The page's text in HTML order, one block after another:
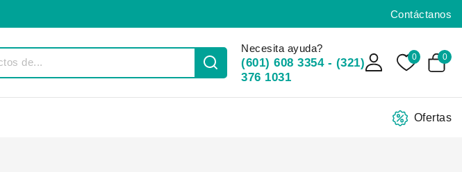
Contáctanos
Necesita ayuda?
(601) 608 3354 - (321)
376 1031
0 0
Ofertas